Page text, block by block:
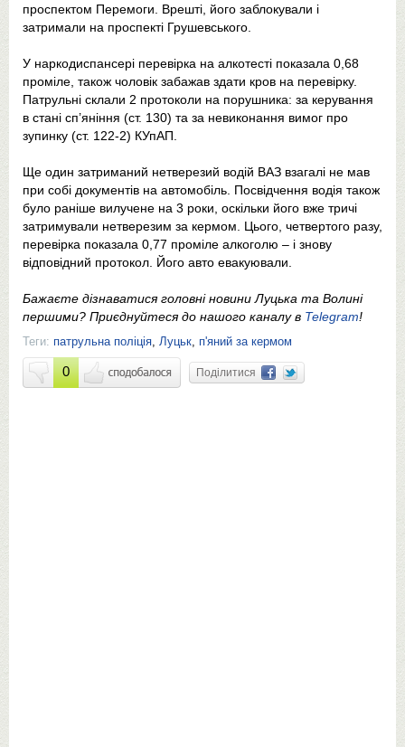
проспектом Перемоги. Врешті, його заблокували і
затримали на проспекті Грушевського.
У наркодиспансері перевірка на алкотесті показала 0,68
проміле, також чоловік забажав здати кров на перевірку.
Патрульні склали 2 протоколи на порушника: за керування
в стані сп’яніння (ст. 130) та за невиконання вимог про
зупинку (ст. 122-2) КУпАП.
Ще один затриманий нетверезий водій ВАЗ взагалі не мав
при собі документів на автомобіль. Посвідчення водія також
було раніше вилучене на 3 роки, оскільки його вже тричі
затримували нетверезим за кермом. Цього, четвертого разу,
перевірка показала 0,77 проміле алкоголю – і знову
відповідний протокол. Його авто евакуювали.
Бажаєте дізнаватися головні новини Луцька та Волині
першими? Приєднуйтеся до нашого каналу в Telegram!
Теги: патрульна поліція, Луцьк, п'яний за кермом
0 Поділитися